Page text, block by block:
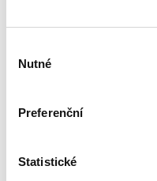
souhlasu
Nutné
Preferenční
Statistické